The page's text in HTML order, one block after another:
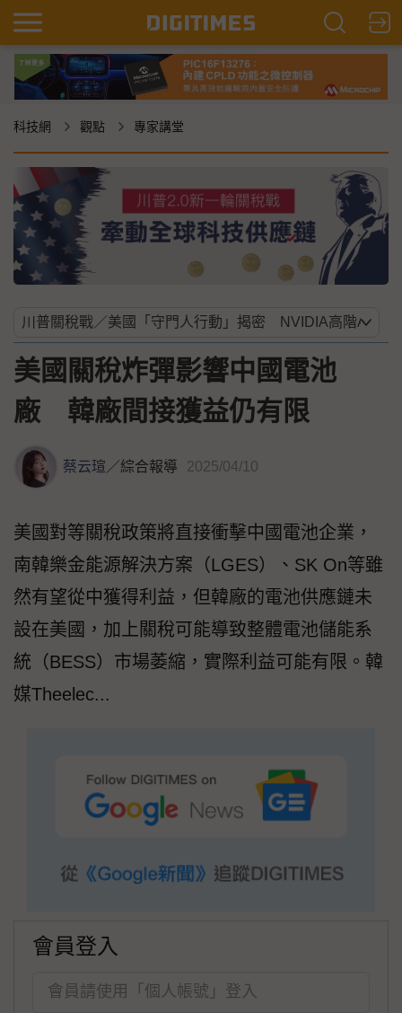
科技網 觀點 專家講堂
美國關稅炸彈影響中國電池
廠 韓廠間接獲益仍有限
蔡云瑄 ／綜合報導 2025/04/10
美國對等關稅政策將直接衝擊中國電池企業，
南韓樂金能源解決方案（LGES）、SK On等雖
然有望從中獲得利益，但韓廠的電池供應鏈未
設在美國，加上關稅可能導致整體電池儲能系
統（BESS）市場萎縮，實際利益可能有限。韓
媒Theelec...
會員登入